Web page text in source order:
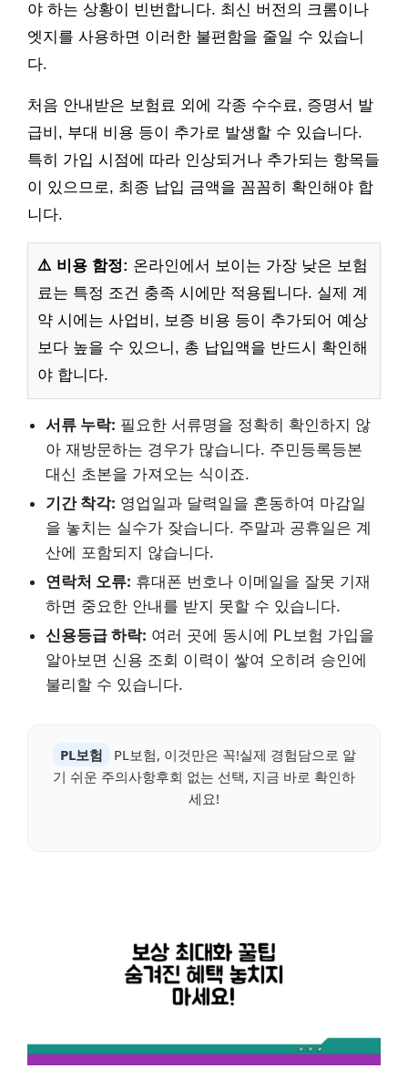
야 하는 상황이 빈번합니다. 최신 버전의 크롬이나
엣지를 사용하면 이러한 불편함을 줄일 수 있습니
다.
처음 안내받은 보험료 외에 각종 수수료, 증명서 발
급비, 부대 비용 등이 추가로 발생할 수 있습니다.
특히 가입 시점에 따라 인상되거나 추가되는 항목들
이 있으므로, 최종 납입 금액을 꼼꼼히 확인해야 합
니다.
⚠️ 비용 함정: 온라인에서 보이는 가장 낮은 보험
료는 특정 조건 충족 시에만 적용됩니다. 실제 계
약 시에는 사업비, 보증 비용 등이 추가되어 예상
보다 높을 수 있으니, 총 납입액을 반드시 확인해
야 합니다.
서류 누락: 필요한 서류명을 정확히 확인하지 않
아 재방문하는 경우가 많습니다. 주민등록등본
대신 초본을 가져오는 식이죠.
기간 착각: 영업일과 달력일을 혼동하여 마감일
을 놓치는 실수가 잦습니다. 주말과 공휴일은 계
산에 포함되지 않습니다.
연락처 오류: 휴대폰 번호나 이메일을 잘못 기재
하면 중요한 안내를 받지 못할 수 있습니다.
신용등급 하락: 여러 곳에 동시에 PL보험 가입을
알아보면 신용 조회 이력이 쌓여 오히려 승인에
불리할 수 있습니다.
PL보험
PL보험, 이것만은 꼭!실제 경험담으로 알
기 쉬운 주의사항후회 없는 선택, 지금 바로 확인하
세요!